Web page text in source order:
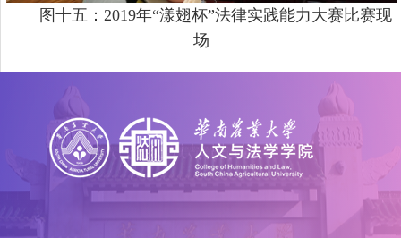
图十五： 2019年“漾翅杯”法律实践能力大赛比赛现
场